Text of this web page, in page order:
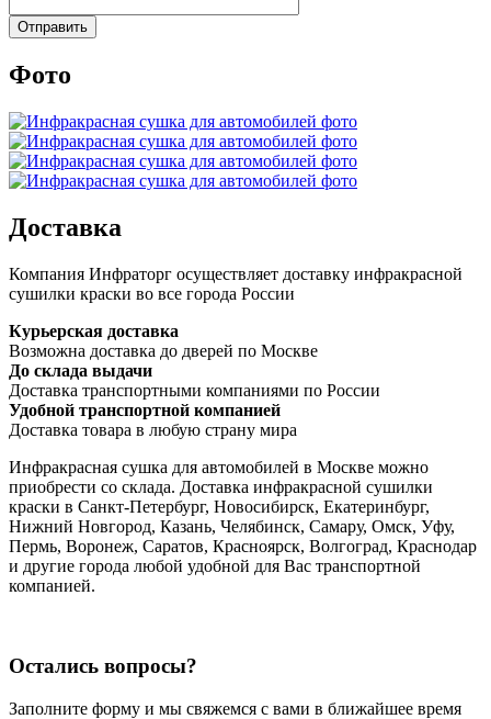
Фото
Доставка
Компания Инфраторг осуществляет доставку инфракрасной
сушилки краски во все города России
Курьерская доставка
Возможна доставка до дверей по Москве
До склада выдачи
Доставка транспортными компаниями по России
Удобной транспортной компанией
Доставка товара в любую страну мира
Инфракрасная сушка для автомобилей в Москве можно
приобрести со склада. Доставка инфракрасной сушилки
краски в Санкт-Петербург, Новосибирск, Екатеринбург,
Нижний Новгород, Казань, Челябинск, Самару, Омск, Уфу,
Пермь, Воронеж, Саратов, Красноярск, Волгоград, Краснодар
и другие города любой удобной для Вас транспортной
компанией.
Остались вопросы?
Заполните форму и мы свяжемся с вами в ближайшее время